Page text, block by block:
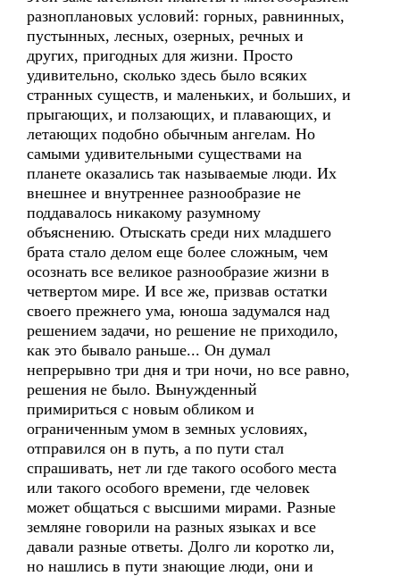
разноплановых условий: горных, равнинных,
пустынных, лесных, озерных, речных и
других, пригодных для жизни. Просто
удивительно, сколько здесь было всяких
странных существ, и маленьких, и больших, и
прыгающих, и ползающих, и плавающих, и
летающих подобно обычным ангелам. Но
самыми удивительными существами на
планете оказались так называемые люди. Их
внешнее и внутреннее разнообразие не
поддавалось никакому разумному
объяснению. Отыскать среди них младшего
брата стало делом еще более сложным, чем
осознать все великое разнообразие жизни в
четвертом мире. И все же, призвав остатки
своего прежнего ума, юноша задумался над
решением задачи, но решение не приходило,
как это бывало раньше... Он думал
непрерывно три дня и три ночи, но все равно,
решения не было. Вынужденный
примириться с новым обликом и
ограниченным умом в земных условиях,
отправился он в путь, а по пути стал
спрашивать, нет ли где такого особого места
или такого особого времени, где человек
может общаться с высшими мирами. Разные
земляне говорили на разных языках и все
давали разные ответы. Долго ли коротко ли,
но нашлись в пути знающие люди, они и